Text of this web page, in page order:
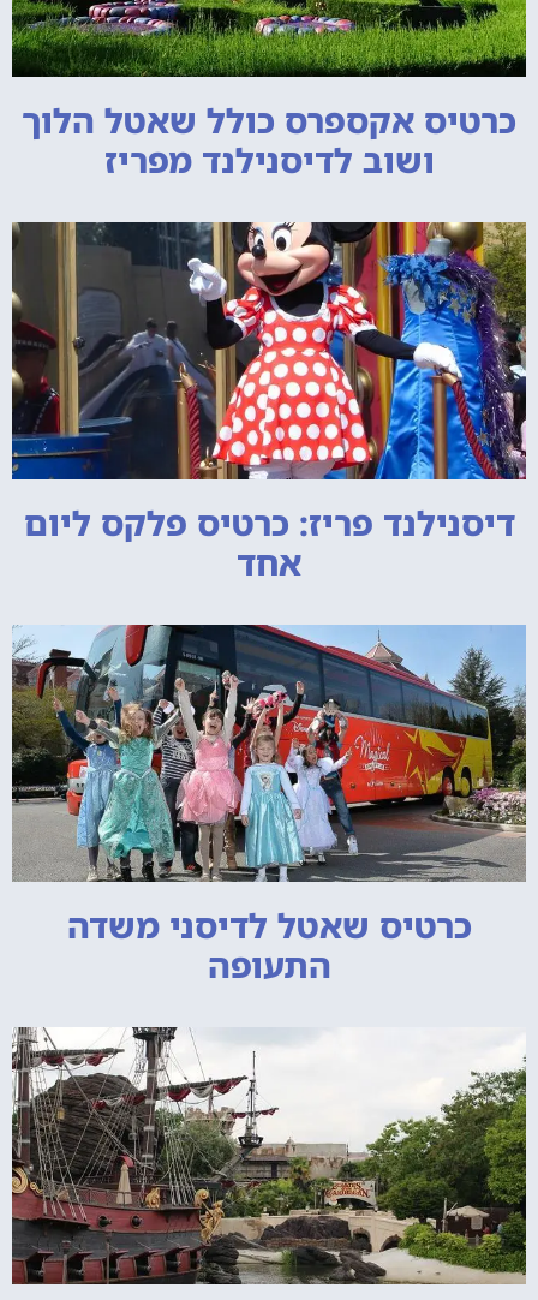
כרטיס אקספרס כולל שאטל הלוך
ושוב לדיסנילנד מפריז
דיסנילנד פריז: כרטיס פלקס ליום
אחד
כרטיס שאטל לדיסני משדה
התעופה